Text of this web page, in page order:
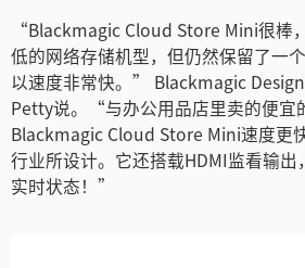
“Blackmagic Cloud Store Mini很棒
低的网络存储机型，但仍然保留了一
以速度非常快。” Blackmagic
Petty说。“与办公用品店里卖的便宜
Blackmagic Cloud Store Mini速度更
行业所设计。它还搭载HDMI监看输
实时状态！”